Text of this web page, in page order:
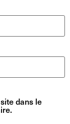
dans le